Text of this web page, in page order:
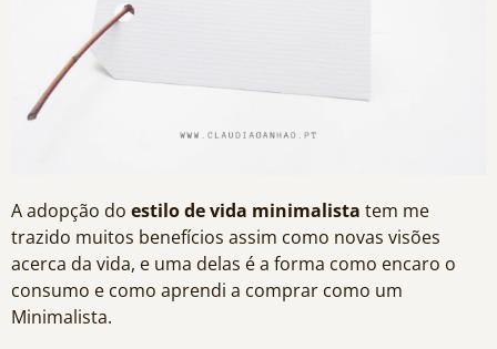
A adopção do estilo de vida minimalista tem me
trazido muitos benefícios assim como novas visões
acerca da vida, e uma delas é a forma como encaro o
consumo e como aprendi a comprar como um
Minimalista.